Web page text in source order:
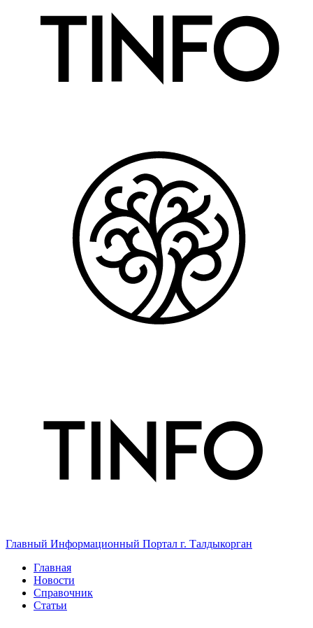
Главный Информационный Портал г. Талдыкорган
Главная
Новости
Справочник
Статьи